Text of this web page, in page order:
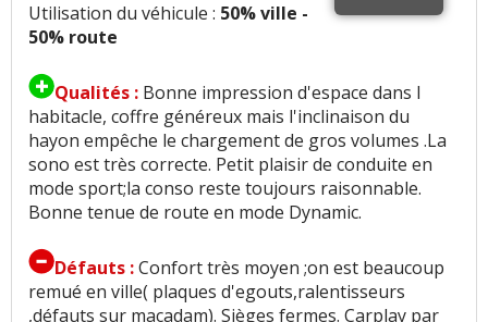
Utilisation du véhicule : 50% ville -
50% route
Qualités : Bonne impression d'espace dans l
habitacle, coffre généreux mais l'inclinaison du
hayon empêche le chargement de gros volumes .La
sono est très correcte. Petit plaisir de conduite en
mode sport;la conso reste toujours raisonnable.
Bonne tenue de route en mode Dynamic.
Défauts :Confort très moyen ;on est beaucoup
remué en ville( plaques d'egouts,ralentisseurs
,défauts sur macadam). Sièges fermes. Carplay par